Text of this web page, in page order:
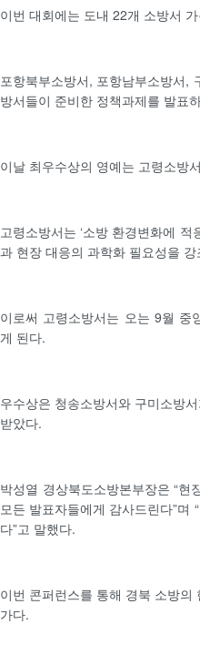
이번 대회에는 도내 22개 소방서
포항북부소방서, 포항남부소방서,
방서들이 준비한 정책과제를 발표
이날 최우수상의 영예는 고령소방
고령소방서는 ‘소방 환경변화에
과 현장 대응의 과학화 필요성을
이로써 고령소방서는 오는 9월 중
게 된다.
우수상은 청송소방서와 구미소방
받았다.
박성열 경상북도소방본부장은 “
모든 발표자들에게 감사드린다”며
다”고 말했다.
이번 콘퍼런스를 통해 경북 소방
가다.